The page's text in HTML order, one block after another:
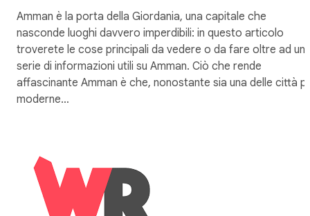
Amman è la porta della Giordania, una capitale che
nasconde luoghi davvero imperdibili: in questo articolo
troverete le cose principali da vedere o da fare oltre ad
serie di informazioni utili su Amman. Ciò che rende
affascinante Amman è che, nonostante sia una delle città
moderne…